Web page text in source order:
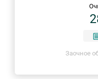
Заочное